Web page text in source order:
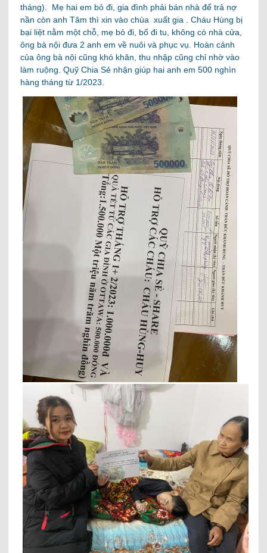
tháng). Mẹ hai em bỏ đi, gia đình phải bán nhà để trả nợ
nần còn anh Tâm thì xin vào chùa xuất gia . Cháu Hùng bị
bại liệt nằm một chỗ, mẹ bỏ đi, bố đi tu, không có nhà cửa,
ông bà nội đưa 2 anh em về nuôi và phục vụ. Hoàn cảnh
của ông bà nội cũng khó khăn, thu nhập cũng chỉ nhờ vào
làm ruộng. Quỹ Chia Sẻ nhận giúp hai anh em 500 nghìn
hàng tháng từ 1/2023.